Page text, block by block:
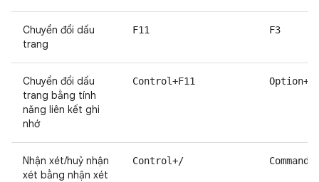
Chuyển đổi dấu
trang
F11 F3
Chuyển đổi dấu
trang bằng tính
năng liên kết ghi
nhớ
Control+F11
Nhận xét/huỷ nhận
xét bằng nhận xét
Control+/